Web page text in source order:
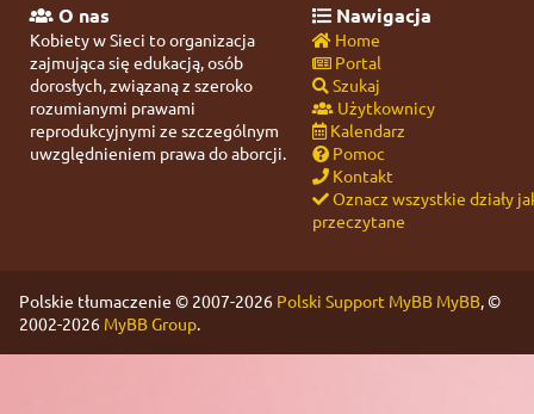
O nas
Kobiety w Sieci to organizacja
zajmująca się edukacją, osób
dorosłych, związaną z szeroko
rozumianymi prawami
reprodukcyjnymi ze szczególnym
uwzględnieniem prawa do aborcji.
Nawigacja
Home
Portal
Szukaj
Użytkownicy
Kalendarz
Pomoc
Kontakt
Oznacz wszystkie działy
przeczytane
Polskie tłumaczenie © 2007-2026 Polski Support MyBB MyBB, ©
2002-2026 MyBB Group.